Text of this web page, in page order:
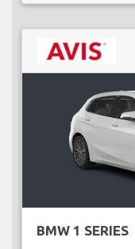
BMW 1 SERIES